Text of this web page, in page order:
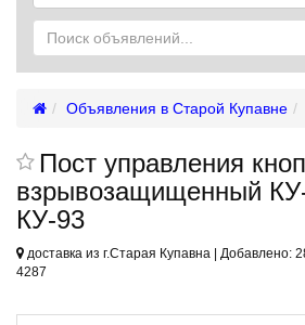
Объявления в Старой Купавне
Пост управления
взрывозащищенный
КУ-93
доставка из г.Старая Купавна | Добавлено:
4287